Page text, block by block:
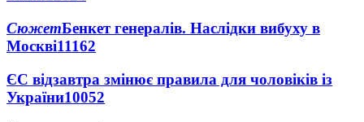
СюжетБенкет генералів. Наслідки вибуху в
Москві11162
ЄС відзавтра змінює правила для чоловіків із
України10052